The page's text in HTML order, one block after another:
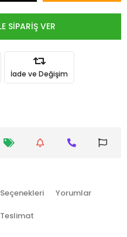
SİPARİŞ VER
İade ve Değişim
Yorumlar